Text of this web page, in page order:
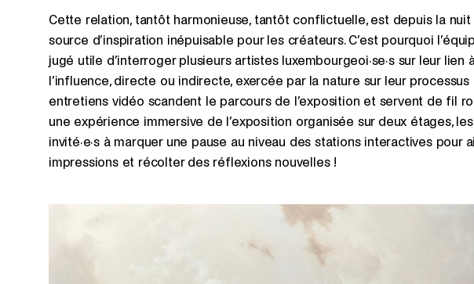
Cette relation, tantôt harmonieuse, tantôt conflictuelle, est depuis la
source d’inspiration inépuisable pour les créateurs. C’est pourquoi
jugé utile d’interroger plusieurs artistes luxembourgeoi·se·s sur leur lien
l’influence, directe ou indirecte, exercée par la nature sur leur
entretiens vidéo scandent le parcours de l’exposition et servent de fil
une expérience immersive de l’exposition organisée sur deux étages,
invité·e·s à marquer une pause au niveau des stations interactives pour
impressions et récolter des réflexions nouvelles !